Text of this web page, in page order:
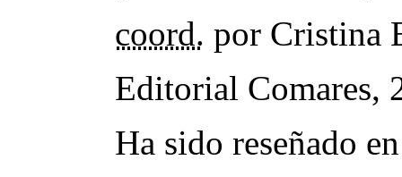
coord. por Cristina
Editorial Comares,
Ha sido reseñado